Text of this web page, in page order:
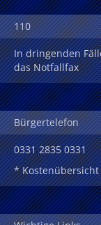
110
In dringenden
das Notfallfax
Bürgertelefon
0331 2835 0331
* Kostenübersicht